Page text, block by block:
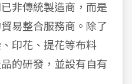
已非傳統製造商，而是
易整合服務商。除了
印花、提花等布料
的研發，並設有自有